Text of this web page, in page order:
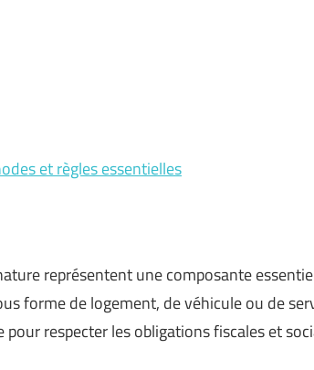
et règles essentielles
représentent une composante
forme de logement, de véhicule ou de
respecter les obligations fiscales et